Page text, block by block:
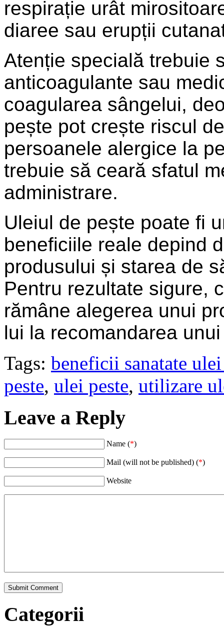
respirație urât
diaree sau erupții
Atenție specială trebuie
anticoagulante sau
coagularea sângelui,
pește pot crește riscul
persoanele alergice la
trebuie să ceară sfatul
administrare.
Uleiul de pește poate fi
beneficiile reale depind
produsului și starea de
Pentru rezultate sigure,
rămâne alegerea unui
lui la recomandarea
Tags: beneficii sanatate ulei
peste, ulei peste, utilizare
Leave a Reply
Name (*)
Mail (will not be published) (*)
Website
Categorii